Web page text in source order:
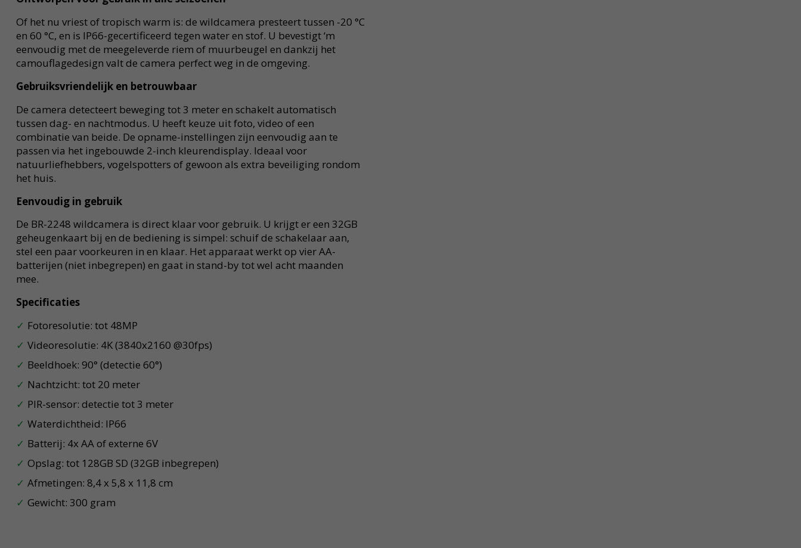
Of het nu vriest of tropisch warm is: de wildcamera presteert tussen -20 °C
en 60 °C, en is IP66-gecertificeerd tegen water en stof. U bevestigt ‘m
eenvoudig met de meegeleverde riem of muurbeugel en dankzij het
camouflagedesign valt de camera perfect weg in de omgeving.
Gebruiksvriendelijk en betrouwbaar
De camera detecteert beweging tot 3 meter en schakelt automatisch
tussen dag- en nachtmodus. U heeft keuze uit foto, video of een
combinatie van beide. De opname-instellingen zijn eenvoudig aan te
passen via het ingebouwde 2-inch kleurendisplay. Ideaal voor
natuurliefhebbers, vogelspotters of gewoon als extra beveiliging rondom
het huis.
Eenvoudig in gebruik
De BR-2248 wildcamera is direct klaar voor gebruik. U krijgt er een 32GB
geheugenkaart bij en de bediening is simpel: schuif de schakelaar aan,
stel een paar voorkeuren in en klaar. Het apparaat werkt op vier AA-
batterijen (niet inbegrepen) en gaat in stand-by tot wel acht maanden
mee.
Specificaties
Fotoresolutie: tot 48MP
Videoresolutie: 4K (3840x2160 @30fps)
Beeldhoek: 90° (detectie 60°)
Nachtzicht: tot 20 meter
PIR-sensor: detectie tot 3 meter
Waterdichtheid: IP66
Batterij: 4x AA of externe 6V
Opslag: tot 128GB SD (32GB inbegrepen)
Afmetingen: 8,4 x 5,8 x 11,8 cm
Gewicht: 300 gram